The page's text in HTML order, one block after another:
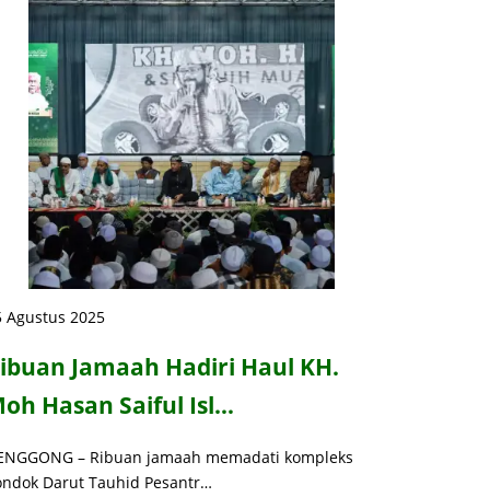
Agustus 2025
Jamaah Hadiri Haul KH.
Hasan Saiful Isl…
– Ribuan jamaah memadati kompleks
Darut Tauhid Pesantr…